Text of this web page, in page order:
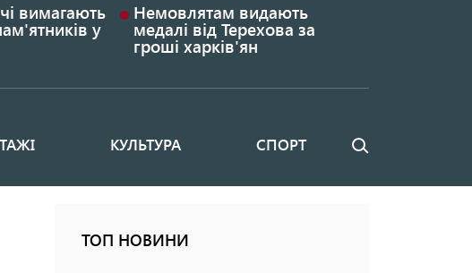
вимагають
у
Немовлятам видають
медалі від Терехова за
гроші харків'ян
КУЛЬТУРА СПОРТ Пошук
ТОП НОВИНИ